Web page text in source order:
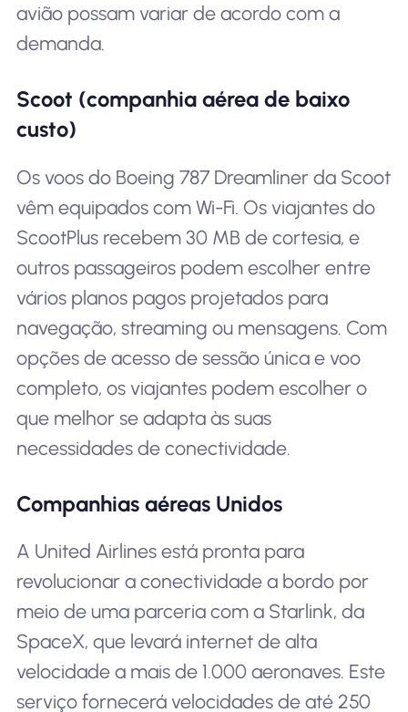
avião possam variar de acordo com a
demanda.
Scoot (companhia aérea de baixo
custo)
Os voos do Boeing 787 Dreamliner da Scoot
vêm equipados com Wi-Fi. Os viajantes do
ScootPlus recebem 30 MB de cortesia, e
outros passageiros podem escolher entre
vários planos pagos projetados para
navegação, streaming ou mensagens. Com
opções de acesso de sessão única e voo
completo, os viajantes podem escolher o
que melhor se adapta às suas
necessidades de conectividade.
Companhias aéreas Unidos
A United Airlines está pronta para
revolucionar a conectividade a bordo por
meio de uma parceria com a Starlink, da
SpaceX, que levará internet de alta
velocidade a mais de 1.000 aeronaves. Este
serviço fornecerá velocidades de até 250